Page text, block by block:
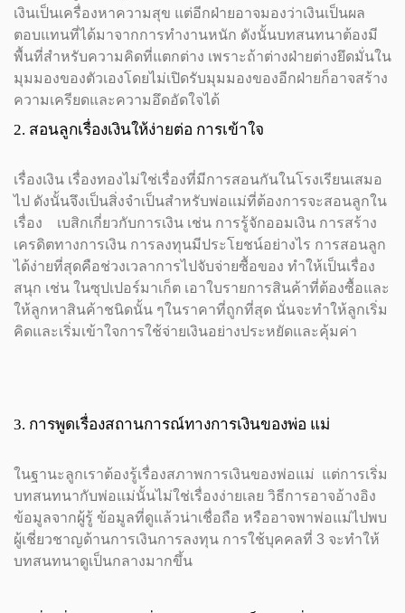
เงินเป็นเครื่องหาความสุข แต่อีกฝ่ายอาจมองว่าเงินเป็นผล
ตอบแทนที่ได้มาจากการทำงานหนัก ดังนั้นบทสนทนาต้องมี
พื้นที่สำหรับความคิดที่แตกต่าง เพราะถ้าต่างฝ่ายต่างยึดมั่นใน
มุมมองของตัวเองโดยไม่เปิดรับมุมมองของอีกฝ่ายก็อาจสร้าง
ความเครียดและความอึดอัดใจได้
2. สอนลูกเรื่องเงินให้ง่ายต่อ การเข้าใจ
เรื่องเงิน เรื่องทองไม่ใช่เรื่องที่มีการสอนกันในโรงเรียนเสมอ
ไป ดังนั้นจึงเป็นสิ่งจำเป็นสำหรับพ่อแม่ที่ต้องการจะสอนลูกใน
เรื่อง เบสิกเกี่ยวกับการเงิน เช่น การรู้จักออมเงิน การสร้าง
เครดิตทางการเงิน การลงทุนมีประโยชน์อย่างไร การสอนลูก
ได้ง่ายที่สุดคือช่วงเวลาการไปจับจ่ายซื้อของ ทำให้เป็นเรื่อง
สนุก เช่น ในซุปเปอร์มาเก็ต เอาใบรายการสินค้าที่ต้องซื้อและ
ให้ลูกหาสินค้าชนิดนั้น ๆในราคาที่ถูกที่สุด นั่นจะทำให้ลูกเริ่ม
คิดและเริ่มเข้าใจการใช้จ่ายเงินอย่างประหยัดและคุ้มค่า
3. การพูดเรื่องสถานการณ์ทางการเงินของพ่อ แม่
ในฐานะลูกเราต้องรู้เรื่องสภาพการเงินของพ่อแม่ แต่การเริ่ม
บทสนทนากับพ่อแม่นั้นไม่ใช่เรื่องง่ายเลย วิธีการอาจอ้างอิง
ข้อมูลจากผู้รู้ ข้อมูลที่ดูแล้วน่าเชื่อถือ หรืออาจพาพ่อแม่ไปพบ
ผู้เชี่ยวชาญด้านการเงินการลงทุน การใช้บุคคลที่ 3 จะทำให้
บทสนทนาดูเป็นกลางมากขึ้น